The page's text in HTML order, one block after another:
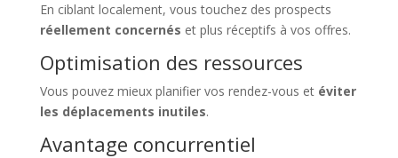
En ciblant localement, vous touchez des prospects
réellement concernés et plus réceptifs à vos offres.
Optimisation des ressources
Vous pouvez mieux planifier vos rendez-vous et éviter
les déplacements inutiles.
Avantage concurrentiel